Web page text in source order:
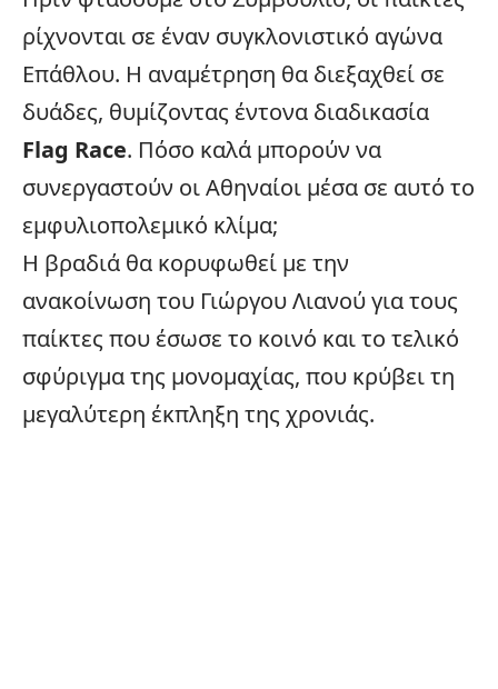
ρίχνονται σε έναν συγκλονιστικό αγώνα
Επάθλου. Η αναμέτρηση θα διεξαχθεί σε
δυάδες, θυμίζοντας έντονα διαδικασία
Flag Race. Πόσο καλά μπορούν να
συνεργαστούν οι Αθηναίοι μέσα σε αυτό το
εμφυλιοπολεμικό κλίμα;
Η βραδιά θα κορυφωθεί με την
ανακοίνωση του Γιώργου Λιανού για τους
παίκτες που έσωσε το κοινό και το τελικό
σφύριγμα της μονομαχίας, που κρύβει τη
μεγαλύτερη έκπληξη της χρονιάς.